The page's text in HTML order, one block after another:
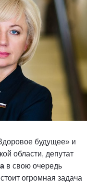
будущее» и
области, депутат
в свою очередь
огромная задача